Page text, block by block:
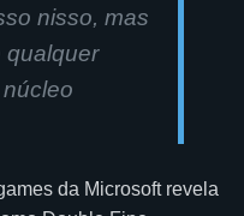
nisso, mas
qualquer
da Microsoft revela